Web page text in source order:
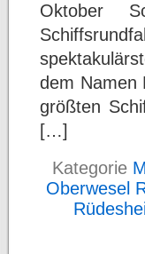
Oktober
dem Namen
größten
[…]
Kategorie
Oberwesel